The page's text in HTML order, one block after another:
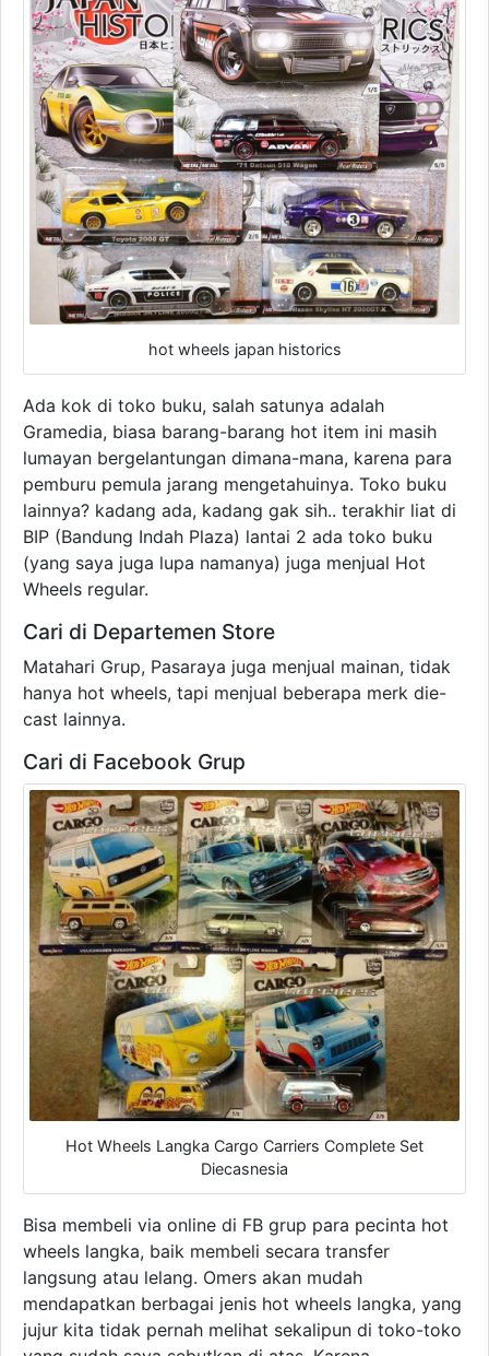
hot wheels japan historics
Ada kok di toko buku, salah satunya adalah
Gramedia, biasa barang-barang hot item ini masih
lumayan bergelantungan dimana-mana, karena para
pemburu pemula jarang mengetahuinya. Toko buku
lainnya? kadang ada, kadang gak sih.. terakhir liat di
BIP (Bandung Indah Plaza) lantai 2 ada toko buku
(yang saya juga lupa namanya) juga menjual Hot
Wheels regular.
Cari di Departemen Store
Matahari Grup, Pasaraya juga menjual mainan, tidak
hanya hot wheels, tapi menjual beberapa merk die-
cast lainnya.
Cari di Facebook Grup
Hot Wheels Langka Cargo Carriers Complete Set
Diecasnesia
Bisa membeli via online di FB grup para pecinta hot
wheels langka, baik membeli secara transfer
langsung atau lelang. Omers akan mudah
mendapatkan berbagai jenis hot wheels langka, yang
jujur kita tidak pernah melihat sekalipun di toko-toko